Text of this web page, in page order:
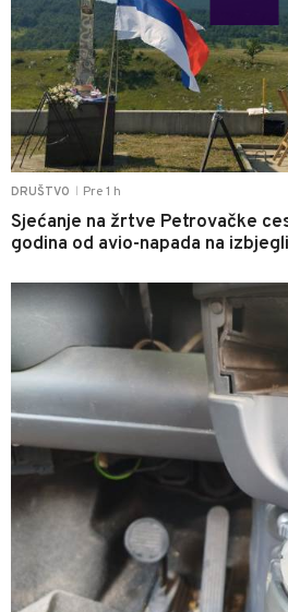
DRUŠTVO Pre 1 h
Sjećanje na žrtve Petrovačke
godina od avio-napada na